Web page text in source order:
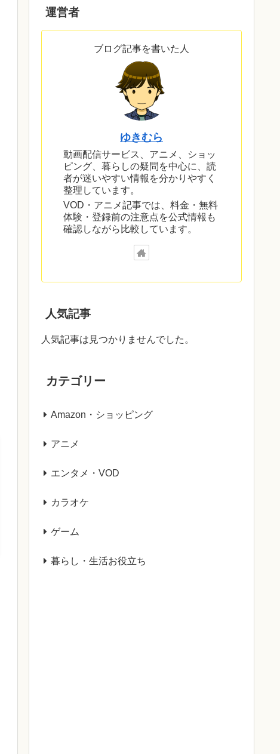
運営者
ブログ記事を書いた人
ゆきむら
動画配信サービス、アニメ、ショッ
ピング、暮らしの疑問を中心に、読
者が迷いやすい情報を分かりやすく
整理しています。
VOD・アニメ記事では、料金・無料
体験・登録前の注意点を公式情報も
確認しながら比較しています。
人気記事
人気記事は見つかりませんでした。
カテゴリー
Amazon・ショッピング
アニメ
エンタメ・VOD
カラオケ
ゲーム
暮らし・生活お役立ち